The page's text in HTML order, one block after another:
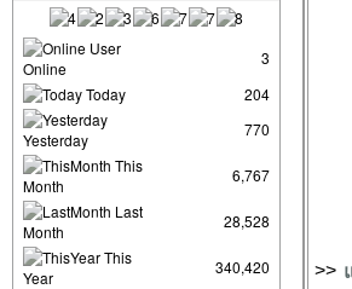
User
Online
3
Today
204
Yesterday
770
This
Month
6,767
Last
Month
28,528
This
Year
340,420
>>